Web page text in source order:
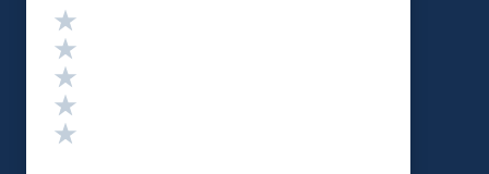
Valutazione